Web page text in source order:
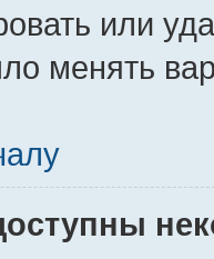
или
менять